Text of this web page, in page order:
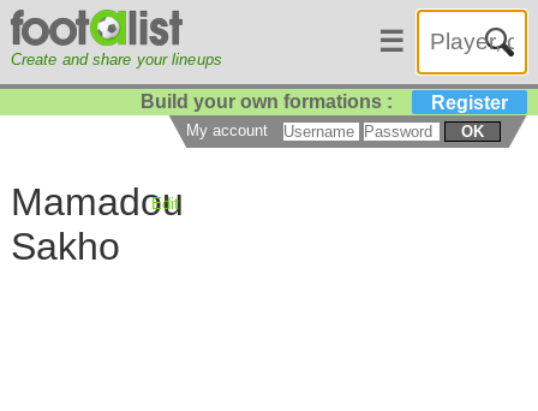
Create and share your lineups
☰
Build your own formations : Register
My account OK
Mamadou
Sakho
Edit